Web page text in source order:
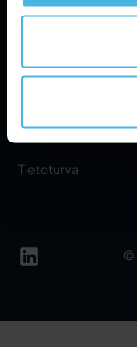
Meistä
Tietoa meistä
Tietoturva
©